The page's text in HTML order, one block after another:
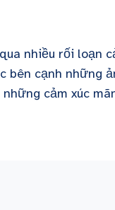
nhiều rối loạn
bên cạnh những
cảm xúc